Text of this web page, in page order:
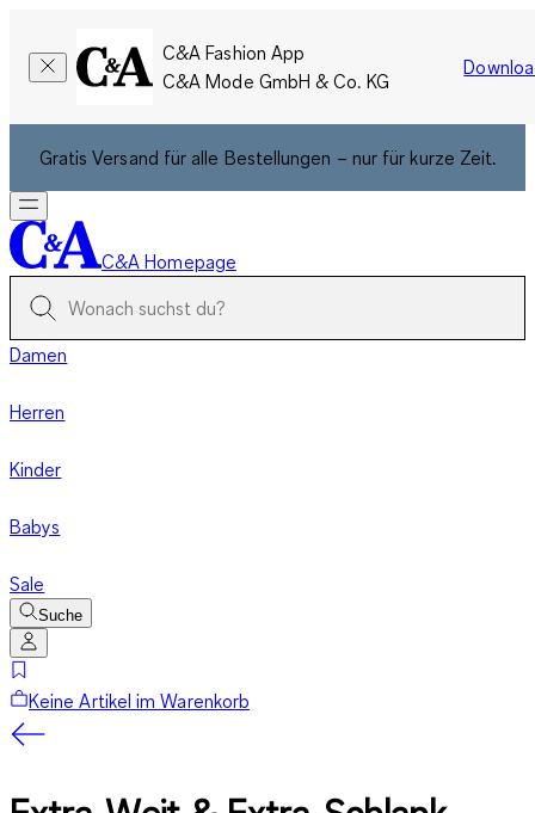
C&A Fashion App
C&A Mode GmbH & Co. KG
Gratis Versand für alle Bestellungen – nur für kurze Zeit.
C&A Homepage
Damen
Herren
Kinder
Babys
Sale
Suche
Keine Artikel im Warenkorb